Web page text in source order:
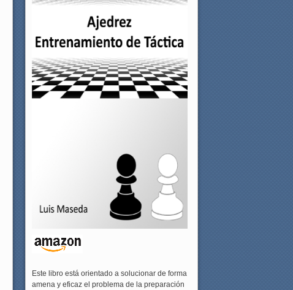
Este libro está orientado a solucionar de forma
amena y eficaz el problema de la preparación